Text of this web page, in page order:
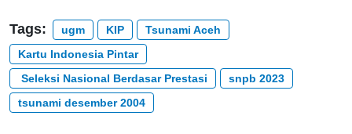
Tags: ugm KIP
Tsunami Aceh
Kartu Indonesia Pintar
Seleksi Nasional Berdasar Prestasi
snpb 2023
tsunami desember 2004